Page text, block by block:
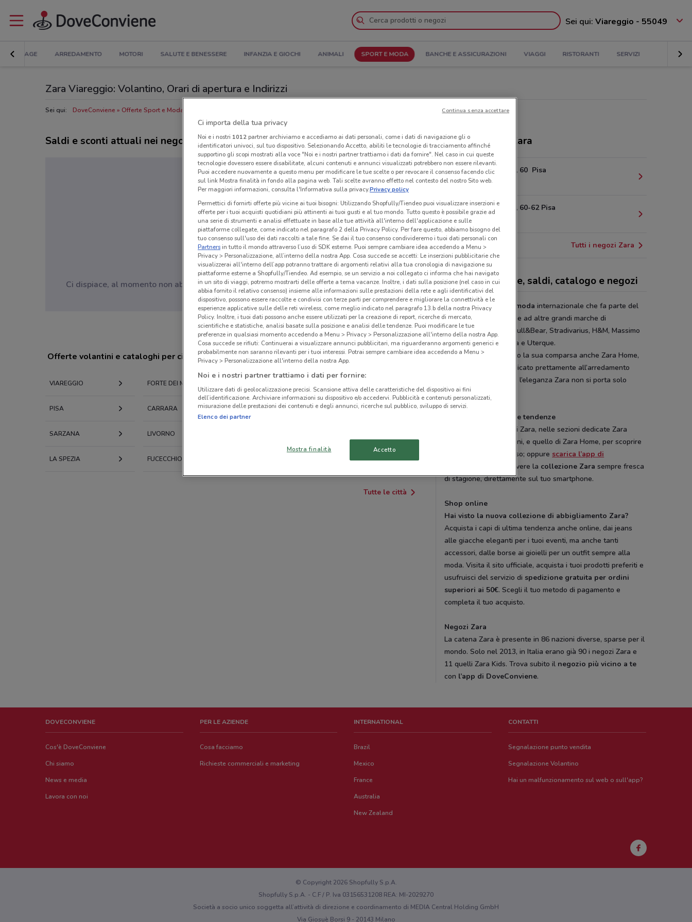
Sei qui: Viareggio - 55049
BRICOLAGE ARREDAMENTO MOTORI SALUTE E BENESSERE INFANZIA E GIOCHI ANIMALI SPORT E MODA BANCHE E ASSICURAZIONI VIAGGI RISTORANTI SERVIZI
Zara Viareggio: Volantino, Orari di apertura e Indirizzi
Sei qui: DoveConviene Offerte Sport e Moda a Viareggio
Saldi e sconti attuali nei negozi Zara
Ci dispiace, al momento non abbiamo pubblicato volantini nella tua zona. Riprova più tardi.
Offerte volantini e cataloghi per città nelle vicinanze
VIAREGGIO FORTE DEI MARMI
PISA CARRARA PORCARI CASCINA
SARZANA LIVORNO
LA SPEZIA FUCECCHIO EMPOLI
Tutte le città
Negozi e orari Zara
Corso Italia, 60 Pisa
21.3 km
Corso Italia, 60-62 Pisa
Tutti i negozi Zara
Zara - collezione, saldi, catalogo e negozi
Zaraè una catena di moda internazionale che fa parte del
gruppo Inditex, assieme ad altre grandi marche di
abbigliamento, quali Pull&Bear, Stradivarius, H&M, Massimo
Dutti, OYSHO, Bershka e Uterque.
Da diversi anni ha fatto la sua comparsa anche Zara Home,
lo spin-off di Zara dedicato prettamente all’arredamento
della tua casa: perché l’eleganza Zara non si porta solo
addosso.
Naviga verso le nuove tendenze
Visita il sito internet di Zara, nelle sezioni dedicate Zara
Uomo, Donna e Bambini, e quello di Zara Home, per scoprire
cosa va di moda adesso; oppure scarica l’app di
, per avere la collezione Zara sempre fresca
di stagione, direttamente sul tuo smartphone.
Shop online
Hai visto la nuova collezione di abbigliamento Zara?
Acquista i capi di ultima tendenza anche online, dai jeans
alle giacche eleganti per i tuoi eventi, ma anche tanti
accessori, dalle borse ai gioielli per un outfit sempre alla
moda. Visita il sito ufficiale, acquista i tuoi prodotti preferiti e
usufruisci del servizio di spedizione gratuita per ordini
superiori ai 50. Scegli il tuo metodo di pagamento e
completa il tuo acquisto.
Negozi Zara
La catena Zara è presente in 86 nazioni diverse, sparse per il
mondo. Solo nel 2013, in Italia erano già 90 i negozi Zara e
11 quelli Zara Kids. Trova subito il negozio più vicino a te
con l’app di DoveConviene.
DOVECONVIENE
Cos'è DoveConviene
Chi siamo
News e media
Lavora con noi
PER LE AZIENDE
Cosa facciamo
Richieste commerciali e marketing
INTERNATIONAL
Brazil
Mexico
France
Australia
New Zealand
CONTATTI
Segnalazione punto vendita
Segnalazione Volantino
Hai un malfunzionamento sul web o sull'app?
© Copyright 2026 Shopfully S.p.A.
Shopfully S.p.A. - C.F / P. Iva 03156531208 REA: MI-2029270
Società a socio unico soggetta all’attività di direzione e coordinamento di MEDIA Central Holding GmbH
Via Giosuè Borsi 9 - 20143 Milano
Ci importa della tua privacy
Noi e i nostri 1012partner archiviamo e accediamo ai dati personali, come i dati di navigazione gli o
identificatori univoci, sul tuo dispositivo. Selezionando Accetto, abiliti le tecnologie di tracciamento affinché
supportino gli scopi mostrati alla voce "Noi e i nostri partner trattiamo i dati da fornire". Nel caso in cui queste
tecnologie dovessero essere disabilitate, alcuni contenuti e annunci visualizzati potrebbero non essere rilevanti.
Puoi accedere nuovamente a questo menu per modificare le tue scelte o per revocare il consenso facendo clic
sul link Mostra finalità in fondo alla pagina web. Tali scelte avranno effetto nel contesto del nostro Sito web.
Per maggiori informazioni, consulta l'Informativa sulla privacy.Privacy policy
Permettici di fornirti offerte più vicine ai tuoi bisogni: Utilizzando Shopfully/Tiendeo puoi visualizzare inserzioni e
offerte per i tuoi acquisti quotidiani più attinenti ai tuoi gusti e al tuo mondo. Tutto questo è possibile grazie ad
una serie di strumenti e analisi effettuate in base alle tue attività all'interno dell'applicazione e sulle
piattaforme collegate, come indicato nel paragrafo 2 della Privacy Policy. Per fare questo, abbiamo bisogno del
tuo consenso sull'uso dei dati raccolti a tale fine. Se dai il tuo consenso condivideremo i tuoi dati personali con
Partnersin tutto il mondo attraverso l’uso di SDK esterne. Puoi sempre cambiare idea accedendo a Menu >
Privacy > Personalizzazione, all’interno della nostra App. Cosa succede se accetti: Le inserzioni pubblicitarie che
visualizzerai all'interno dell’app potranno trattare di argomenti relativi alla tua cronologia di navigazione su
piattaforme esterne a Shopfully/Tiendeo. Ad esempio, se un servizio a noi collegato ci informa che hai navigato
in un sito di viaggi, potremo mostrarti delle offerte a tema vacanze. Inoltre, i dati sulla posizione (nel caso in cui
abbia fornito il relativo consenso) insieme alle informazioni sulle prestazioni della rete e agli identificativi del
dispositivo, possono essere raccolte e condivisi con terze parti per comprendere e migliorare la connettività e le
esperienze applicative sulle delle reti wireless, come meglio indicato nel paragrafo 13.b della nostra Privacy
Policy. Inoltre, i tuoi dati possono anche essere utilizzati per la creazione di report, ricerche di mercato,
scientifiche e statistiche, analisi basate sulla posizione e analisi delle tendenze. Puoi modificare le tue
preferenze in qualsiasi momento accedendo a Menu > Privacy > Personalizzazione all'interno della nostra App.
Cosa succede se rifiuti: Continuerai a visualizzare annunci pubblicitari, ma riguarderanno argomenti generici e
probabilmente non saranno rilevanti per i tuoi interessi. Potrai sempre cambiare idea accedendo a Menu >
Privacy > Personalizzazione all'interno della nostra App.
Noi e i nostri partner trattiamo i dati per fornire:
Utilizzare dati di geolocalizzazione precisi. Scansione attiva delle caratteristiche del dispositivo ai fini
dell’identificazione. Archiviare informazioni su dispositivo e/o accedervi. Pubblicità e contenuti personalizzati,
misurazione delle prestazioni dei contenuti e degli annunci, ricerche sul pubblico, sviluppo di servizi.
Elenco dei partner
Mostra finalità Accetto
Continua senza accettare